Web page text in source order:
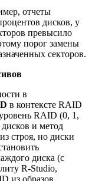
отчеты
дисков, у
превысило
порог замены
секторов.
в
в контексте RAID
RAID (0, 1,
и метод
строя, но диски
диска (с
R-Studio,
из образов.